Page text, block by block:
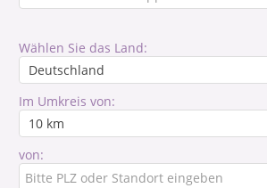
Wählen Sie das Land:
Im Umkreis von:
von: